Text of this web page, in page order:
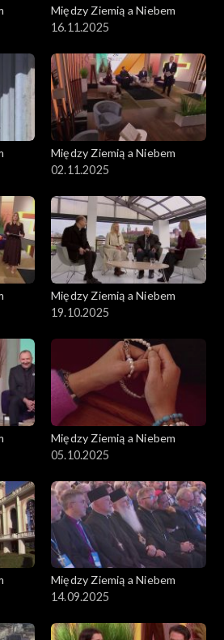
Między Ziemią a Niebem
16.11.2025
Między Ziemią a Niebem
02.11.2025
Między Ziemią a Niebem
19.10.2025
Między Ziemią a Niebem
05.10.2025
Między Ziemią a Niebem
14.09.2025